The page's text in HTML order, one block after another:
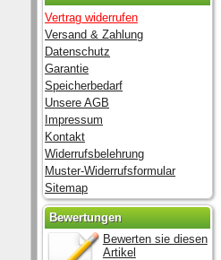
Vertrag widerrufen
Versand & Zahlung
Datenschutz
Garantie
Speicherbedarf
Unsere AGB
Impressum
Kontakt
Widerrufsbelehrung
Muster-Widerrufsformular
Sitemap
Bewertungen
Bewerten sie diesen
Artikel